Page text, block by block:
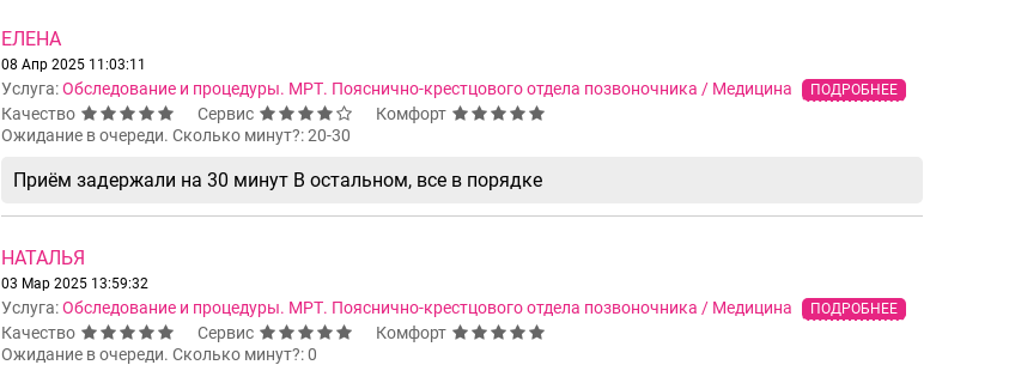
ЕЛЕНА
08 Апр 2025 11:03:11
Услуга:Обследование и процедуры. МРТ. Пояснично-крестцового отдела позвоночника / Медицина ПОДРОБНЕЕ
Качество Сервис
Комфорт
Ожидание в очереди. Сколько минут?: 20-30
Приём задержали на 30 минут В остальном, все в порядке
НАТАЛЬЯ
03 Мар 2025 13:59:32
Услуга:Обследование и процедуры. МРТ. Пояснично-крестцового отдела позвоночника / Медицина ПОДРОБНЕЕ
Качество Сервис
Комфорт
Ожидание в очереди. Сколько минут?: 0